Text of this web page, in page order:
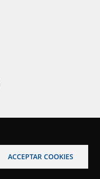
ACCEPTAR COOKIES